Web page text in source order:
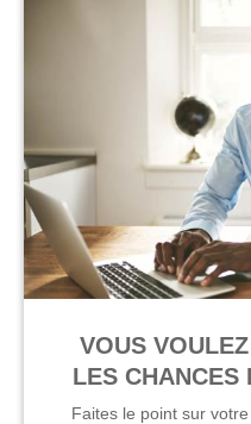
VOUS
LES CHANCES
Faites le point sur